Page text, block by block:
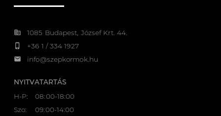
corporate_fare 1085 Budapest, József Krt. 44.
phone_iphone +36 1 / 334 1927
email info@szepkormok.hu
NYITVATARTÁS
H-P:
08:00-18:00
Szo:
09:00-14:00